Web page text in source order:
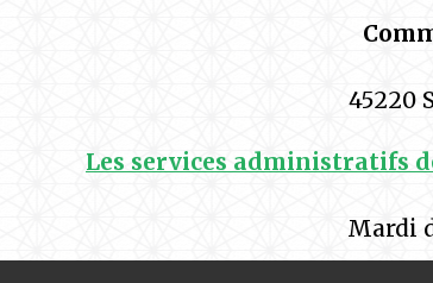
45220
Les services administratifs
Mardi